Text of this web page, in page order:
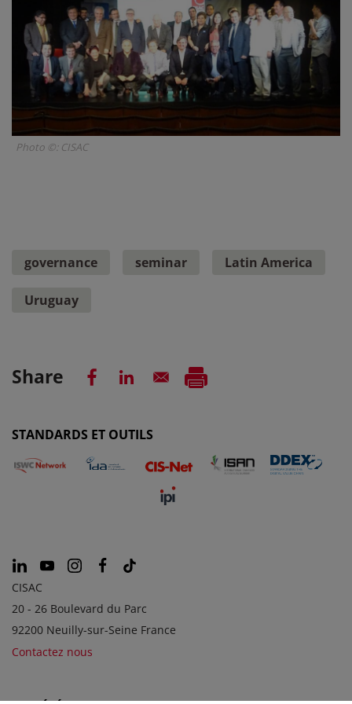
Photo ©: CISAC
governance seminar Latin America
Uruguay
Share
STANDARDS ET OUTILS
CISAC
20 - 26 Boulevard du Parc
92200 Neuilly-sur-Seine France
Contactez nous